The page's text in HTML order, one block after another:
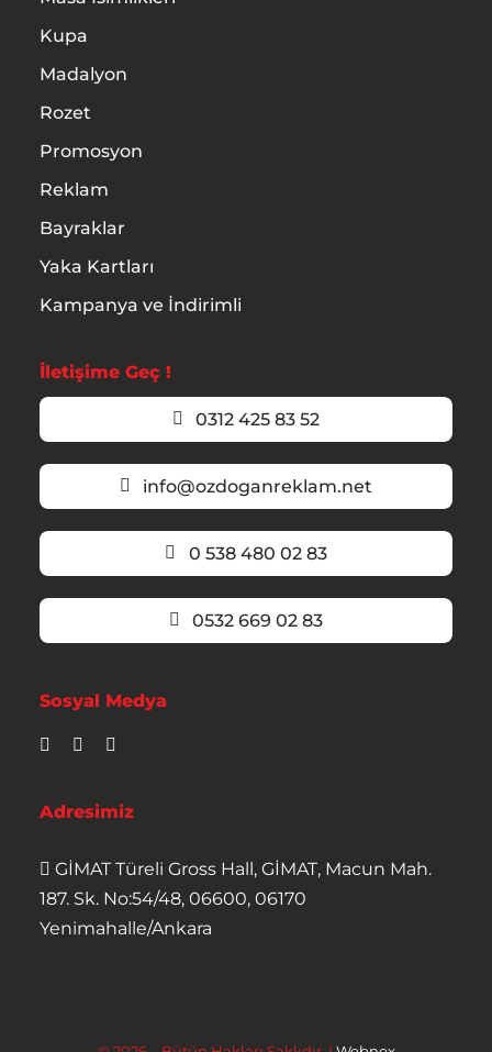
Kupa
Madalyon
Rozet
Promosyon
Reklam
Bayraklar
Yaka Kartları
Kampanya ve İndirimli
İletişime Geç !
0312 425 83 52
info@ozdoganreklam.net
0 538 480 02 83
0532 669 02 83
Sosyal Medya
Adresimiz
GİMAT Türeli Gross Hall, GİMAT, Macun Mah.
187. Sk. No:54/48, 06600, 06170
Yenimahalle/Ankara